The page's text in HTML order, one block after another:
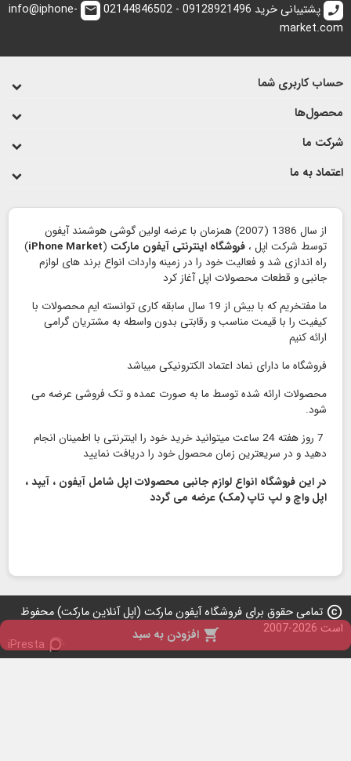
 افزودن به سبد
call پشتیبانی خرید 09128921496 - 02144846502 email
info@iphone-
market.com
حساب کاربری شما
محصول‌ها
شرکت ما
اعتماد به ما
از سال 1386 (2007) همزمان با عرضه اولین گوشی هوشمند آیفون
توسط شرکت اپل ، فروشگاه اینترنتی آیفون مارکت (
iPhone Market
)
راه اندازی شد و فعالیت خود را در زمینه واردات انواع برند های لوازم
جانبی و قطعات محصولات اپل آغاز کرد
ما مفتخریم که با بیش از 19 سال سابقه کاری توانسته ایم محصولات با
کیفیت را با قیمت مناسب و رقابتی بدون واسطه به مشتریان گرامی
ارائه کنیم
فروشگاه ما دارای نماد اعتماد الكترونیكی میباشد
محصولات ارائه شده توسط ما به صورت عمده و تک فروشی عرضه می
شود.
7 روز هفته 24 ساعت میتوانید خرید خود را اینترنتی با اطمینان انجام
دهید و در سریعترین زمان محصول خود را دریافت نمایید
در این فروشگاه انواع لوازم جانبی محصولات اپل شامل آیفون ، آیپد ،
اپل واچ و لپ تاپ (مک) عرضه می گردد
copyright تمامی حقوق برای فروشگاه آیفون مارکت (اپل آنلاین مارکت) محفوظ
است 2026-2007
iPresta